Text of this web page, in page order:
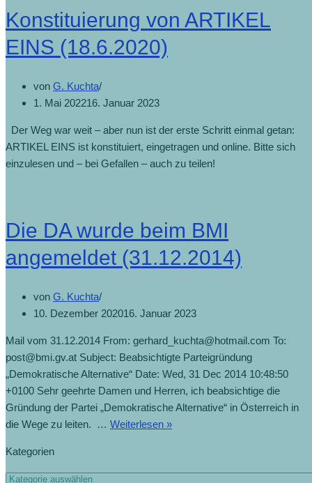
Konstituierung von ARTIKEL
EINS (18.6.2020)
von G. Kuchta
1. Mai 202216. Januar 2023
Der Weg war weit – aber nun ist der erste Schritt einmal getan:
ARTIKEL EINS ist konstituiert, eingetragen und online. Bitte sich
einzulesen und – bei Gefallen – auch zu teilen!
Die DA wurde beim BMI
angemeldet (31.12.2014)
von G. Kuchta
10. Dezember 202016. Januar 2023
Mail vom 31.12.2014 From: gerhard_kuchta@hotmail.com To:
post@bmi.gv.at Subject: Beabsichtigte Parteigründung
„Demokratische Alternative“ Date: Wed, 31 Dec 2014 10:48:50
+0100 Sehr geehrte Damen und Herren, ich beabsichtige die
Gründung der Partei „Demokratische Alternative“ in Österreich in
die Wege zu leiten. … Weiterlesen »
Kategorien